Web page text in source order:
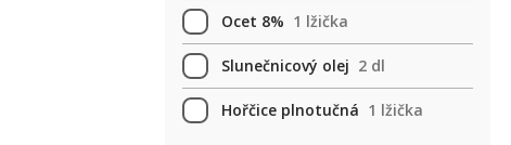
Ocet 8% 1 lžička
Slunečnicový olej 2 dl
Hořčice plnotučná 1 lžička